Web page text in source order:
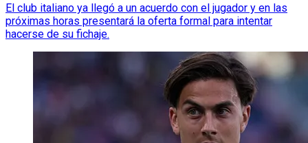
El club italiano ya llegó a un acuerdo con el jugador y en las
próximas horas presentará la oferta formal para intentar
hacerse de su fichaje.